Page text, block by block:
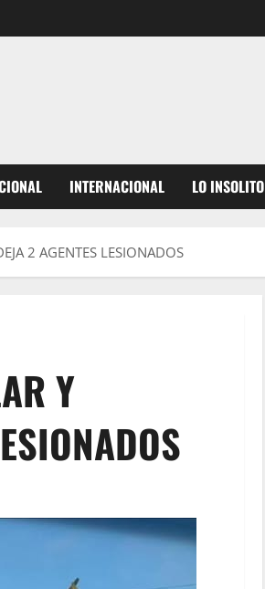
INTERNACIONAL LO INSOLITO
2 AGENTES LESIONADOS
Y